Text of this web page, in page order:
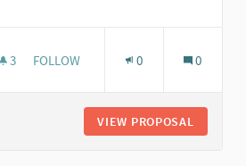
3 3 FOLLOWERS
FOLLOW 0 0
VIEW PROPOSAL